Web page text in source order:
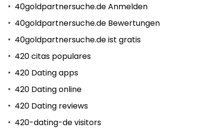
40goldpartnersuche.de Anmelden
40goldpartnersuche.de Bewertungen
40goldpartnersuche.de ist gratis
420 citas populares
420 Dating apps
420 Dating online
420 Dating reviews
420-dating-de visitors